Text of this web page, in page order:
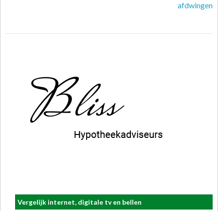
afdwingen
Vergelijk internet, digitale tv en bellen